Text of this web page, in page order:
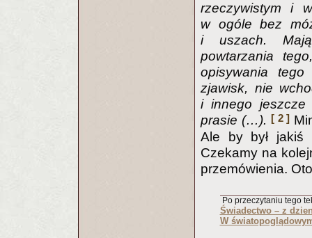
rzeczywistym i
w ogóle bez
i uszach.
powtarzania
opisywania
zjawisk, nie
i innego jeszcze
prasie (…). [ 2 ]
Ale by był jakiś
Czekamy na
przemówienia.
Po przeczytaniu tego
Świadectwo – z
W